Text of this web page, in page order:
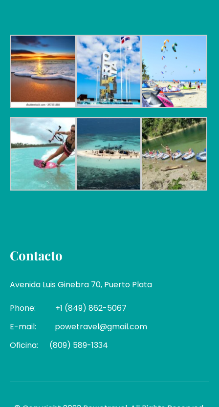
Contacto
Avenida Luis Ginebra 70, Puerto Plata
Phone:
+1 (849) 862-5067
E-mail:
powetravel@gmail.com
Oficina:
(809) 589-1334